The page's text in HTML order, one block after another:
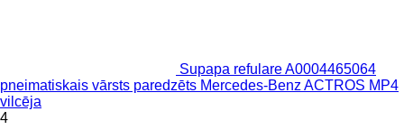
Supapa refulare A0004465064
pneimatiskais vārsts paredzēts Mercedes-Benz ACTROS MP4
vilcēja
4